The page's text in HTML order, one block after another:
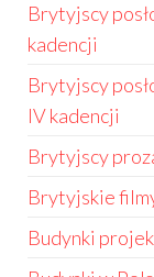
Brytyjscy
kadencji
Brytyjscy
IV kadencji
Brytyjscy
Brytyjskie
Budynki